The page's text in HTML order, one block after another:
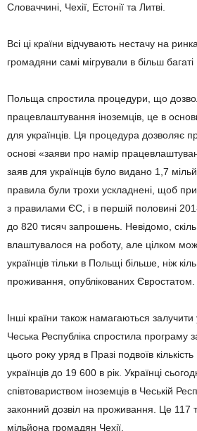
Словаччині, Чехії, Естонії та Литві.
Всі ці країни відчувають нестачу на
громадяни самі мігрували в більш багаті
Польща спростила процедури, що
працевлаштування іноземців, це в
для українців. Ця процедура дозволяє
основі «заяви про намір
заяв для українців було видано 1,7
правила були трохи ускладнені, щоб
з правилами ЄС, і в першій половині
до 820 тисяч запрошень. Невідомо,
влаштувалося на роботу, але цілком
українців тільки в Польщі більше, ніж
проживання, опублікованих Євростатом.
Інші країни також намагаються залучити
Чеська Республіка спростила програму
цього року уряд в Празі подвоїв
українців до 19 600 в рік. Українці
співтовариством іноземців в Чеській
законний дозвіл на проживання. Це 117
мільйона громадян Чехії.